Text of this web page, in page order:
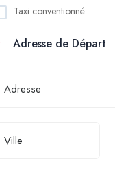
Taxi conventionné
Adresse de Départ